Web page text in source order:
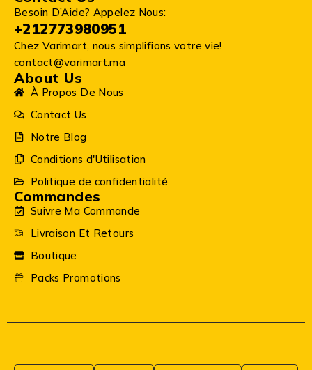
Besoin D’Aide? Appelez Nous:
+212773980951
Chez Varimart, nous simplifions votre vie!
contact@varimart.ma
About Us
À Propos De Nous
Contact Us
Notre Blog
Conditions d'Utilisation
Politique de confidentialité
Commandes
Suivre Ma Commande
Livraison Et Retours
Boutique
Packs Promotions